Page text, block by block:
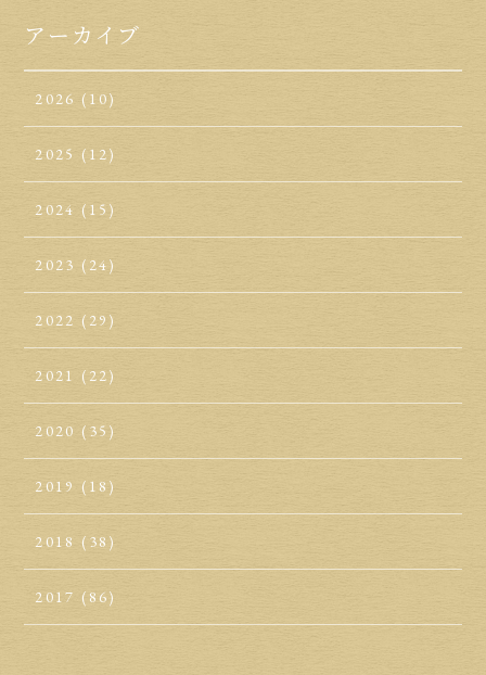
アーカイブ
2026 (10)
2025 (12)
2024 (15)
2023 (24)
2022 (29)
2021 (22)
2020 (35)
2019 (18)
2018 (38)
2017 (86)